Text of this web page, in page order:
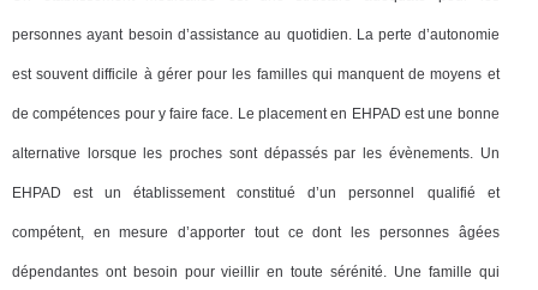
personnes ayant besoin d’assistance au quotidien. La perte d’autonomie
est souvent difficile à gérer pour les familles qui manquent de moyens et
de compétences pour y faire face. Le placement en EHPAD est une bonne
alternative lorsque les proches sont dépassés par les évènements. Un
EHPAD est un établissement constitué d’un personnel qualifié et
compétent, en mesure d’apporter tout ce dont les personnes âgées
dépendantes ont besoin pour vieillir en toute sérénité. Une famille qui